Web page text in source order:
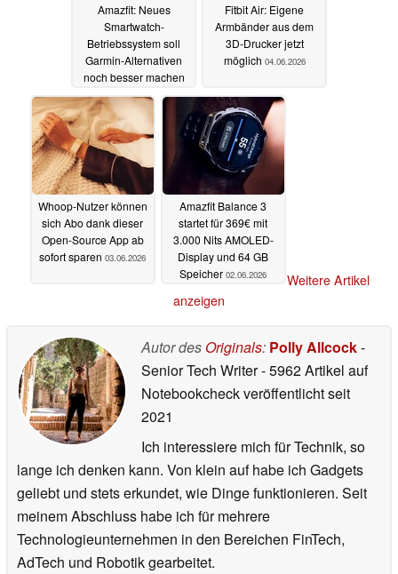
Amazfit: Neues
Smartwatch-
Betriebssystem soll
Garmin-Alternativen
noch besser machen
04.06.2026
Fitbit Air: Eigene
Armbänder aus dem
3D-Drucker jetzt
möglich 04.06.2026
Whoop-Nutzer können
sich Abo dank dieser
Open-Source App ab
sofort sparen 03.06.2026
Amazfit Balance 3
startet für 369€ mit
3.000 Nits AMOLED-
Display und 64 GB
Speicher 02.06.2026
Weitere Artikel
anzeigen
Autor des Originals: Polly Allcock-
Senior Tech Writer- 5962 Artikel auf
Notebookcheck veröffentlichtseit
2021
Ich interessiere mich für Technik, so
lange ich denken kann. Von klein auf habe ich Gadgets
geliebt und stets erkundet, wie Dinge funktionieren. Seit
meinem Abschluss habe ich für mehrere
Technologieunternehmen in den Bereichen FinTech,
AdTech und Robotik gearbeitet.